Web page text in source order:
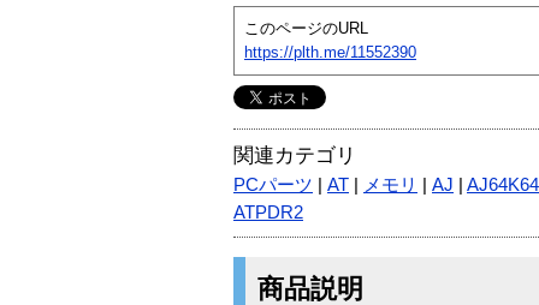
このページのURL
https://plth.me/11552390
関連カテゴリ
PCパーツ AT メモリ AJ
ATPDR2
商品説明